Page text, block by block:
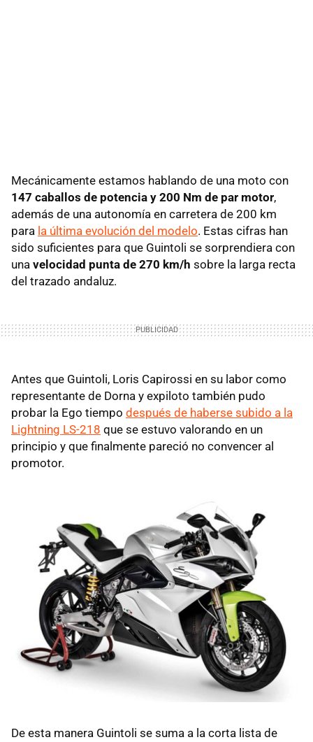
Mecánicamente estamos hablando de una moto con
147 caballos de potencia y 200 Nm de par motor,
además de una autonomía en carretera de 200 km
para la última evolución del modelo. Estas cifras han
sido suficientes para que Guintoli se sorprendiera con
una velocidad punta de 270 km/h sobre la larga recta
del trazado andaluz.
Antes que Guintoli, Loris Capirossi en su labor como
representante de Dorna y expiloto también pudo
probar la Ego tiempo después de haberse subido a la
Lightning LS-218 que se estuvo valorando en un
principio y que finalmente pareció no convencer al
promotor.
De esta manera Guintoli se suma a la corta lista de